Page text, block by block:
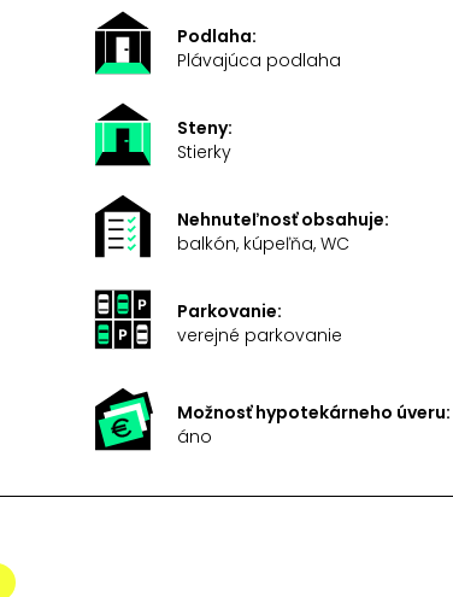
Podlaha:
Plávajúca podlaha
Steny:
Stierky
Nehnuteľnosť obsahuje:
balkón, kúpeľňa, WC
Parkovanie:
verejné parkovanie
Možnosť hypotekárneho úveru:
áno